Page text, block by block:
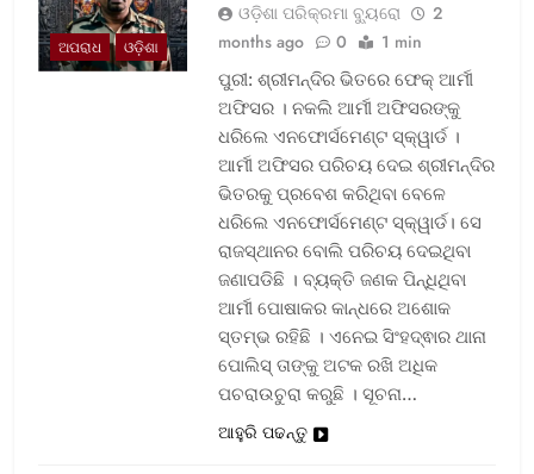
ଅପରାଧ ଓଡ଼ିଶା
ଓଡ଼ିଶା ପରିକ୍ରମା ବ୍ୟୁରୋ
2
months ago
0 1 min
ପୁରୀ: ଶ୍ରୀମନ୍ଦିର ଭିତରେ ଫେକ୍ ଆର୍ମୀ
ଅଫିସର । ନକଲି ଆର୍ମୀ ଅଫିସରଙ୍କୁ
ଧରିଲେ ଏନଫୋର୍ସମେଣ୍ଟ ସ୍କ୍ୱାର୍ଡ ।
ଆର୍ମୀ ଅଫିସର ପରିଚୟ ଦେଇ ଶ୍ରୀମନ୍ଦିର
ଭିତରକୁ ପ୍ରବେଶ କରିଥିବା ବେଳେ
ଧରିଲେ ଏନଫୋର୍ସମେଣ୍ଟ ସ୍କ୍ୱାର୍ଡ। ସେ
ରାଜସ୍ଥାନର ବୋଲି ପରିଚୟ ଦେଇଥିବା
ଜଣାପଡିଛି । ବ୍ୟକ୍ତି ଜଣକ ପିନ୍ଧିଥିବା
ଆର୍ମୀ ପୋଷାକର କାନ୍ଧରେ ଅଶୋକ
ସ୍ତମ୍ଭ ରହିଛି । ଏନେଇ ସିଂହଦ୍ଵାର ଥାନା
ପୋଲିସ୍ ତାଙ୍କୁ ଅଟକ ରଖି ଅଧିକ
ପଚରାଉଚୁରା କରୁଛି । ସୂଚନା…
ଆହୁରି ପଢନ୍ତୁ